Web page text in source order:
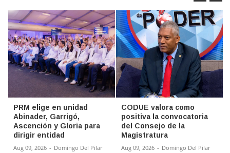
PRM elige en unidad
Abinader, Garrigó,
Ascención y Gloria para
dirigir entidad
Aug 09, 2026 - Domingo Del Pilar
CODUE valora como
positiva la convocatoria
del Consejo de la
Magistratura
Aug 09, 2026 - Domingo Del Pilar